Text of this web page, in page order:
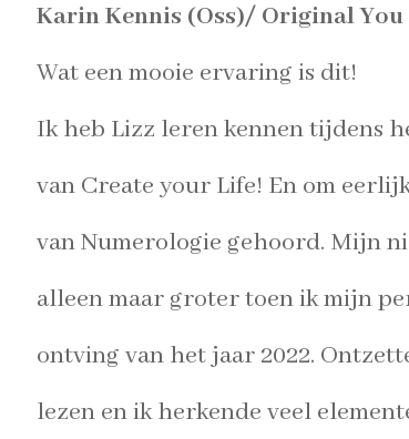
Karin Kennis (Oss)/ Original
Wat een mooie ervaring is dit!
Ik heb Lizz leren kennen tijdens
van Create your Life! En om
van Numerologie gehoord. Mijn
alleen maar groter toen ik mijn
ontving van het jaar 2022.
lezen en ik herkende veel